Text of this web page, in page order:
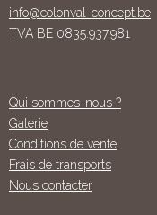
info@colonval-concept.be
TVA BE 0835.937.981
Qui sommes-nous ?
Galerie
Conditions de vente
Frais de transports
Nous contacter